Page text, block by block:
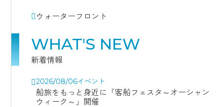
ウォーターフロント
WHAT'S NEW
新着情報
2026/08/06イベント
船旅をもっと身近に「客船フェスタ～オーシャン
ウィーク～」開催